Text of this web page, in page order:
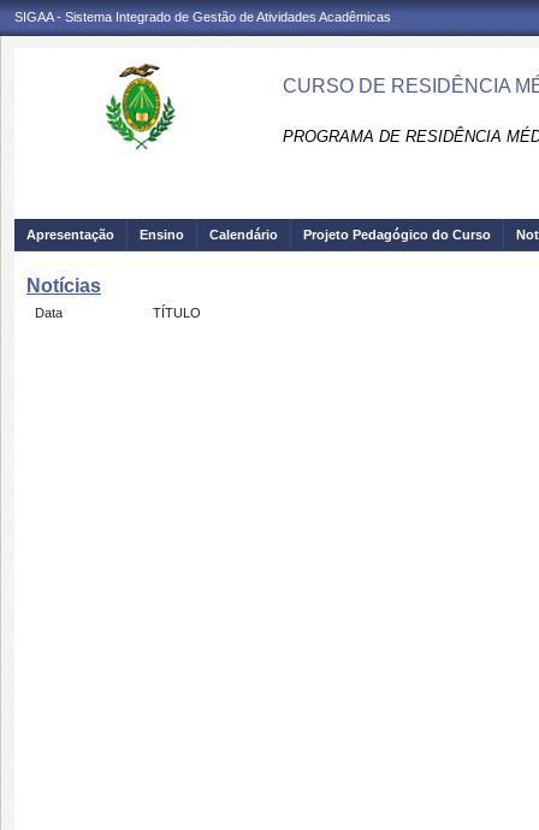
SIGAA - Sistema Integrado de Gestão de Atividades Acadêmicas
CURSO DE RESIDÊNCIA
PROGRAMA DE RESIDÊNCIA
Apresentação Ensino Calendário Projeto Pedagógico do Curso
Notícias
Data TÍTULO